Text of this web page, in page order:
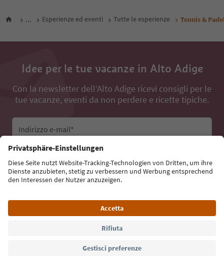
... Esperienze ed eventi Tutte le esperienze Tennis &
Idee per le tue vacanze in Alto Adige
Con la newsletter dell’Alto Adige ricevi consigli per le
tue vacanze, eventi da non perdere e ricette tipiche.
Indirizzo e-mail*
Iscriviti alla newsletter